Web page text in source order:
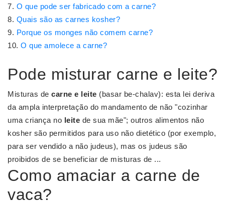
O que pode ser fabricado com a carne?
Quais são as carnes kosher?
Porque os monges não comem carne?
O que amolece a carne?
Pode misturar carne e leite?
Misturas de carne e leite (basar be-chalav): esta lei deriva
da ampla interpretação do mandamento de não "cozinhar
uma criança no leite de sua mãe"; outros alimentos não
kosher são permitidos para uso não dietético (por exemplo,
para ser vendido a não judeus), mas os judeus são
proibidos de se beneficiar de misturas de ...
Como amaciar a carne de
vaca?